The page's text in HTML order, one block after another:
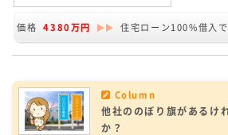
地です。
居室ある
価格 4380万円 住宅ローン100%借入で
Column
他社ののぼり旗があるけ
か？